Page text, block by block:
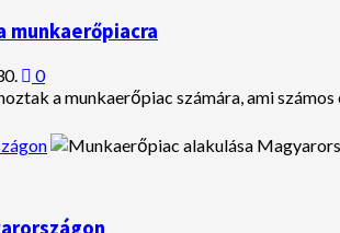
munkaerőpiacra
0
a munkaerőpiac számára, ami számos